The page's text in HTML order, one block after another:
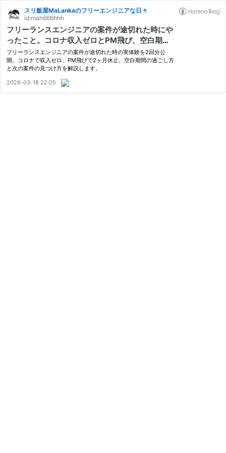
スリ飯屋MaLankaのフリーエンジニアな日々
id:mah666hhh
フリーランスエンジニアの案件が途切れた時にや
ったこと。コロナ収入ゼロとPM飛び、空白期間
2回の実体験
フリーランスエンジニアの案件が途切れた時の実体験を2回分公
開。コロナで収入ゼロ、PM飛びで2ヶ月休止。空白期間の過ごし方
と次の案件の見つけ方を解説します。
2026-03-18 22:05